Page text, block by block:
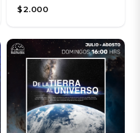
$2.000